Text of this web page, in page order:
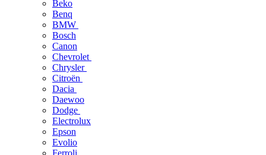
Beko
Benq
BMW
Bosch
Canon
Chevrolet
Chrysler
Citroën
Dacia
Daewoo
Dodge
Electrolux
Epson
Evolio